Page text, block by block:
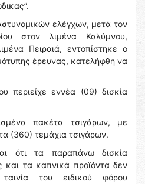
ελέγχων, μετά τον
στον λιμένα Καλύμνου,
Πειραιά, εντοπίστηκε ο
έρευνας, κατελήφθη να
περιείχε εννέα (09) δισκία
πακέτα τσιγάρων, με
(360) τεμάχια τσιγάρων.
ότι τα παραπάνω δισκία
και τα καπνικά προϊόντα δεν
του ειδικού φόρου